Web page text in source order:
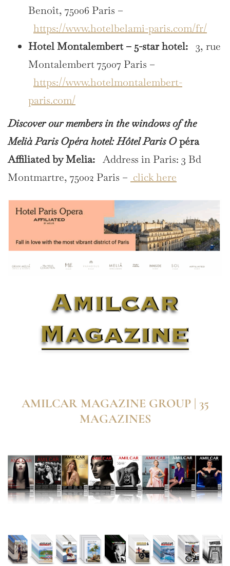
Benoît, 75006 Paris –
https://www.hotelbelami-paris.com/fr/
Hotel Montalembert – 5-star hotel: 3, rue
Montalembert 75007 Paris –
https://www.hotelmontalembert-
paris.com/
Discover our members in the windows of the
Melià Paris Opéra hotel: Hôtel Paris Opéra
Affiliated by Melia: Address in Paris: 3 Bd
Montmartre, 75002 Paris – click here
AMILCAR MAGAZINE GROUP | 35
MAGAZINES